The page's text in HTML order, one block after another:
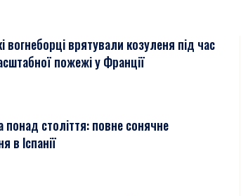
вогнеборці врятували козуленя під час
пожежі у Франції
понад століття: повне сонячне
в Іспанії